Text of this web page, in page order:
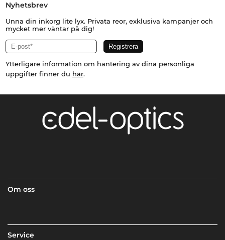
Nyhetsbrev
Unna din inkorg lite lyx. Privata reor, exklusiva kampanjer och
mycket mer väntar på dig!
Ytterligare information om hantering av dina personliga
uppgifter finner du här.
Om oss
Service